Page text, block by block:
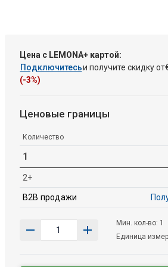
Цена с LEMONA+ картой:
Подключитесьи получите скидку от
(-3%)
Ценовые границы
Количество
1
2+
B2B продажи
Мин. кол-во: 1
Единица